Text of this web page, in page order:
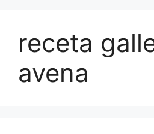
receta
avena